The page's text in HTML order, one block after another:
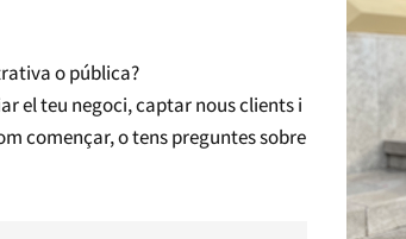
o pública?
el teu negoci, captar nous clients i
començar, o tens preguntes sobre